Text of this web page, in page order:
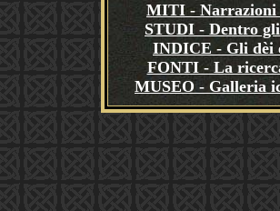
MITI - Narrazioni
STUDI - Dentro
INDICE - Gli dèi
FONTI - La
MUSEO - Galleria